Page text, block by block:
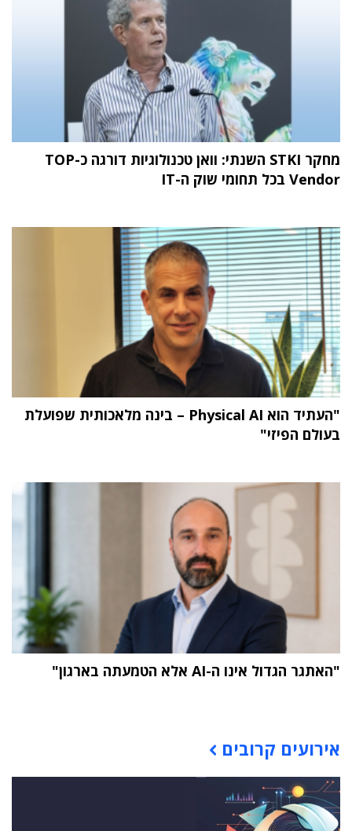
מחקר STKI השנתי: וואן טכנולוגיות דורגה כ-TOP
Vendor בכל תחומי שוק ה-IT
"העתיד הוא Physical AI – בינה מלאכותית שפועלת
בעולם הפיזי"
"האתגר הגדול אינו ה-AI אלא הטמעתה בארגון"
אירועים קרובים